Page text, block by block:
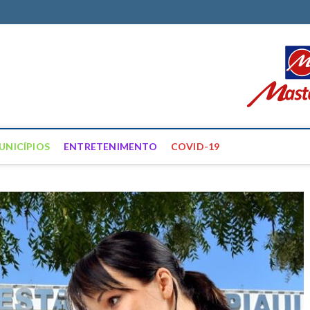
ENTRETENIMENTO COVID-19